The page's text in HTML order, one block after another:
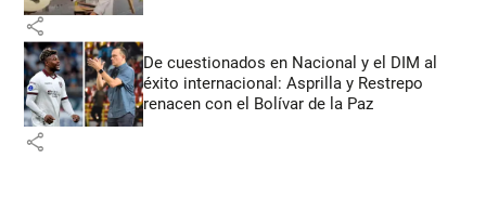
share
De cuestionados en Nacional y el DIM al
éxito internacional: Asprilla y Restrepo
renacen con el Bolívar de la Paz
share